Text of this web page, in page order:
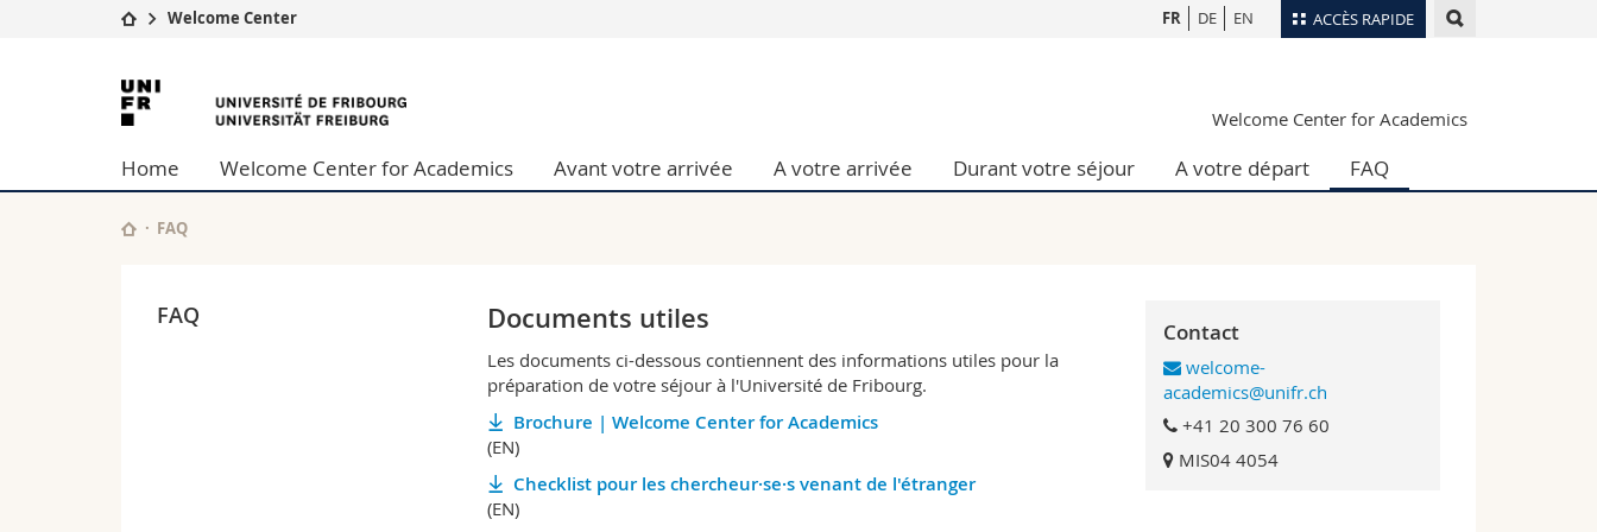
ACCÈS RAPIDE
Université
Recherche
Université
Formation continue
Sciences économiques et sociales et management
Lettres et sciences humaines
Médias
Chercheurs
Plan d'accès
Webmail
FR DE EN
Welcome Center
Université
de
Fribourg
Welcome Center for Academics
Home Welcome Center for Academics Avant votre arrivée A votre arrivée Durant votre séjour A votre départ FAQ
FAQ
FAQ Documents utiles
Les documents ci-dessous contiennent des informations utiles pour la
préparation de votre séjour à l'Université de Fribourg.
Brochure | Welcome Center for Academics
(EN)
Checklist pour les chercheur·se·s venant de l'étranger
(EN)
Contact
welcome-
academics@unifr.ch
+41 20 300 76 60
MIS04 4054